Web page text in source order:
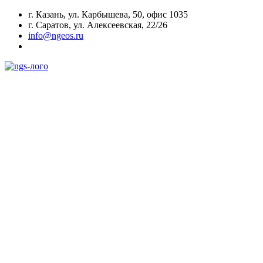
г. Казань, ул. Карбышева, 50, офис 1035
г. Саратов, ул. Алексеевская, 22/26
info@ngeos.ru